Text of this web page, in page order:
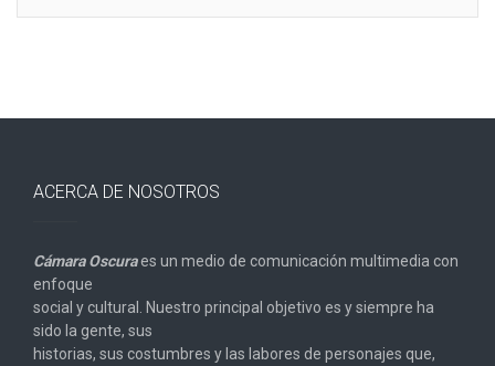
ACERCA DE NOSOTROS
Cámara Oscuraes un medio de comunicación multimedia con
enfoque
social y cultural. Nuestro principal objetivo es y siempre ha
sido la gente, sus
historias, sus costumbres y las labores de personajes que,